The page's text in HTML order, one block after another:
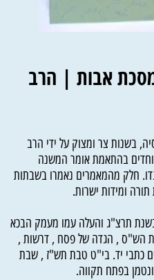
אבות | הרב
בשנות צר ומצוק על ידי הרב
בהתאמת אומר המשנה
חלק מהמאמרים נאמרו בשבתות
ומידות ישרות.
תרצ"ג והעלה עמו מעמק הבכא
הש"ס , הגדה של פסח , דרשות ,
כתבי יד. בי"ט טבת תש"ז , שבת
בפתח תקווה.